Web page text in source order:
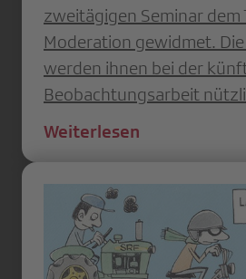
zweitägigen Seminar dem
Moderation gewidmet.
werden ihnen bei der
Beobachtungsarbeit
Weiterlesen